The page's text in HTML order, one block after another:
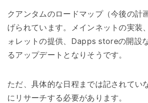
クアンタムのロードマップ（今後の計
げられています。メインネットの実装
ォレットの提供、Dapps storeの開設
るアップデートとなりそうです。
ただ、具体的な日程までは記されてい
にリサーチする必要があります。